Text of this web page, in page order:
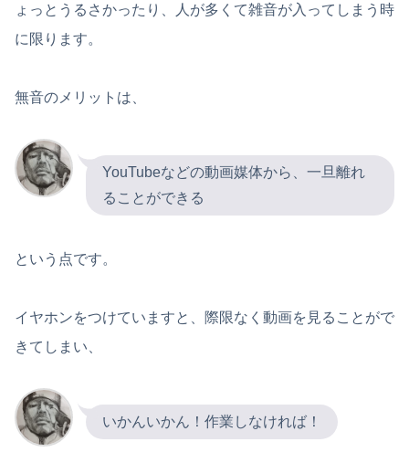
ょっとうるさかったり、人が多くて雑音が入ってしまう時
に限ります。
無音のメリットは、
YouTubeなどの動画媒体から、一旦離れ
ることができる
という点です。
イヤホンをつけていますと、際限なく動画を見ることがで
きてしまい、
いかんいかん！作業しなければ！